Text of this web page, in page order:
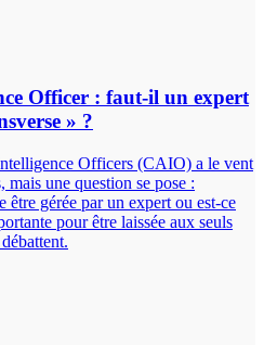
Officer : faut-il un expert
» ?
Officers (CAIO) a le vent
une question se pose :
gérée par un expert ou est-ce
pour être laissée aux seuls